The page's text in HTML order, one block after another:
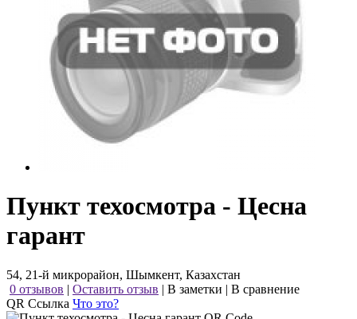
Пункт техосмотра - Цесна
гарант
54, 21-й микрорайон, Шымкент, Казахстан
0 отзывов | Оставить отзыв | В заметки | В сравнение
QR Ссылка Что это?